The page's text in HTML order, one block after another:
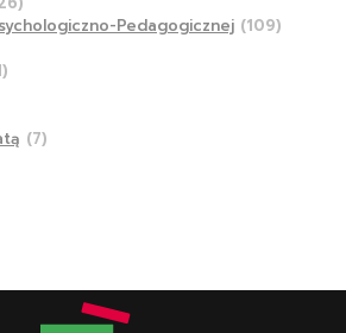
Pedagogicznej (109)
(7)